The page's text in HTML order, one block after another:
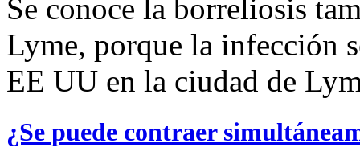
Se conoce la borreliosis
Lyme, porque la infección
EE UU en la ciudad de
¿Se puede contraer